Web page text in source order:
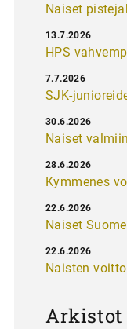
Naiset
HPS
13.7.2026
SJK-
7.7.2026
Naiset
30.6.2026
Kymmenes
28.6.2026
Naiset
22.6.2026
Naisten
22.6.2026
Arkistot